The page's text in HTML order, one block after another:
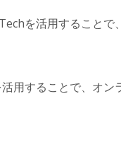
を活用すること
用することで、オ